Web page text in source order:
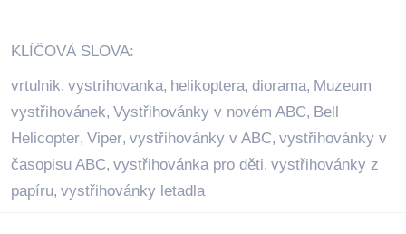
KLÍČOVÁ SLOVA:
vrtulnik, vystrihovanka, helikoptera, diorama, Muzeum
vystřihovánek, Vystřihovánky v novém ABC, Bell
Helicopter, Viper, vystřihovánky v ABC, vystřihovánky v
časopisu ABC, vystřihovánka pro děti, vystřihovánky z
papíru, vystřihovánky letadla